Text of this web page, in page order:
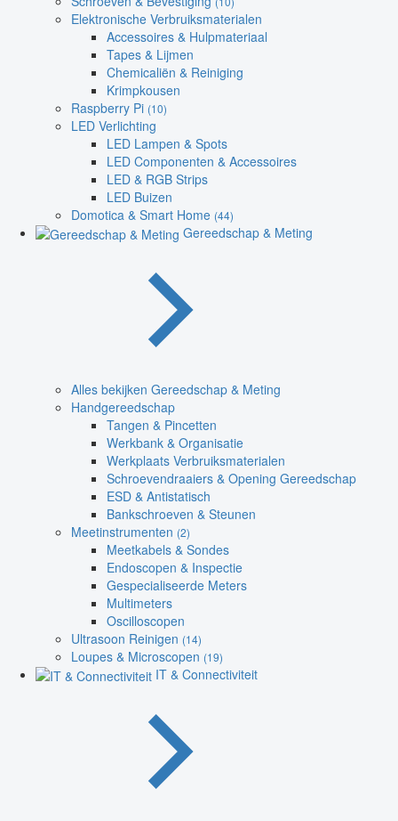
Elektronische Verbruiksmaterialen
Accessoires & Hulpmateriaal
Tapes & Lijmen
Chemicaliën & Reiniging
Krimpkousen
Raspberry Pi (10)
LED Verlichting
LED Lampen & Spots
LED Componenten & Accessoires
LED & RGB Strips
LED Buizen
Domotica & Smart Home (44)
Gereedschap & Meting
Alles bekijken Gereedschap & Meting
Handgereedschap
Tangen & Pincetten
Werkbank & Organisatie
Werkplaats Verbruiksmaterialen
Schroevendraaiers & Opening Gereedschap
ESD & Antistatisch
Bankschroeven & Steunen
Meetinstrumenten (2)
Meetkabels & Sondes
Endoscopen & Inspectie
Gespecialiseerde Meters
Multimeters
Oscilloscopen
Ultrasoon Reinigen (14)
Loupes & Microscopen (19)
IT & Connectiviteit